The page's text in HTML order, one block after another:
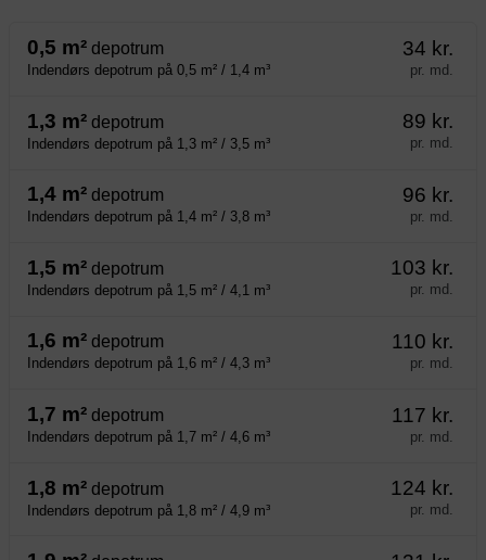
0,5 m² depotrum
Indendørs depotrum på 0,5 m² / 1,4 m³
34 kr.
pr. md.
1,3 m² depotrum
Indendørs depotrum på 1,3 m² / 3,5 m³
89 kr.
pr. md.
1,4 m² depotrum
Indendørs depotrum på 1,4 m² / 3,8 m³
96 kr.
pr. md.
1,5 m² depotrum
Indendørs depotrum på 1,5 m² / 4,1 m³
103 kr.
pr. md.
1,6 m² depotrum
Indendørs depotrum på 1,6 m² / 4,3 m³
110 kr.
pr. md.
1,7 m² depotrum
Indendørs depotrum på 1,7 m² / 4,6 m³
117 kr.
pr. md.
1,8 m² depotrum
Indendørs depotrum på 1,8 m² / 4,9 m³
124 kr.
pr. md.